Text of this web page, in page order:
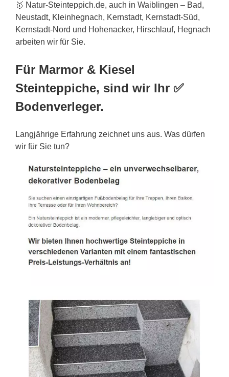
🥇 Natur-Steinteppich.de, auch in Waiblingen – Bad,
Neustadt, Kleinhegnach, Kernstadt, Kernstadt-Süd,
Kernstadt-Nord und Hohenacker, Hirschlauf, Hegnach
arbeiten wir für Sie.
Für Marmor & Kiesel
Steinteppiche, sind wir Ihr ✅
Bodenverleger.
Langjährige Erfahrung zeichnet uns aus. Was dürfen
wir für Sie tun?